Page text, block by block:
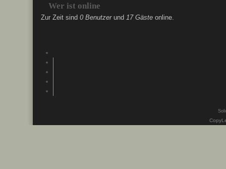
Wer ist online
Zur Zeit sind 0 Benutzerund 17 Gäste online.